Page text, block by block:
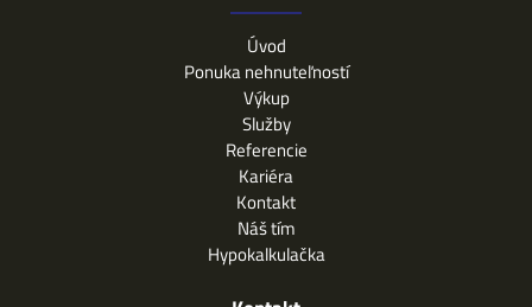
Úvod
Ponuka nehnuteľností
Výkup
Služby
Referencie
Kariéra
Kontakt
Náš tím
Hypokalkulačka